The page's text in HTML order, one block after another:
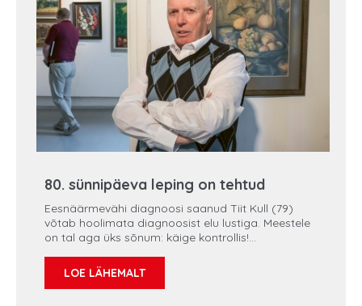
80. sünnipäeva leping on tehtud
Eesnäärmevähi diagnoosi saanud Tiit Kull (79)
võtab hoolimata diagnoosist elu lustiga. Meestele
on tal aga üks sõnum: käige kontrollis!
Kivilo-Paas Foto: Regionaalhaigla „Diagnoos võis
olla kergelt õhus juba mõnda aega, aga mina
LOE LÄHEMALT